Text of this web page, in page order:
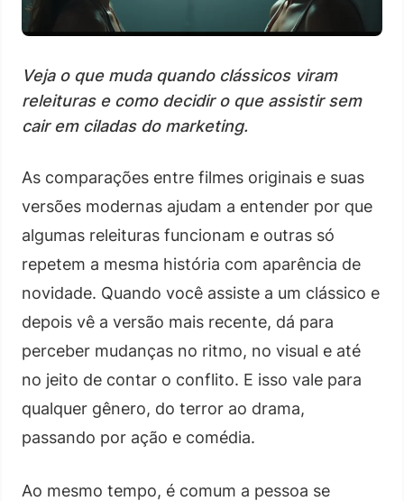
Veja o que muda quando clássicos viram
releituras e como decidir o que assistir sem
cair em ciladas do marketing.
As comparações entre filmes originais e suas
versões modernas ajudam a entender por que
algumas releituras funcionam e outras só
repetem a mesma história com aparência de
novidade. Quando você assiste a um clássico e
depois vê a versão mais recente, dá para
perceber mudanças no ritmo, no visual e até
no jeito de contar o conflito. E isso vale para
qualquer gênero, do terror ao drama,
passando por ação e comédia.
Ao mesmo tempo, é comum a pessoa se